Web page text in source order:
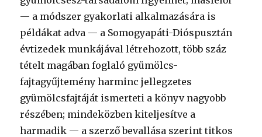
— a módszer gyakorlati alkalmazására is
példákat adva — a Somogyapáti-Dióspusztán
évtizedek munkájával létrehozott, több száz
tételt magában foglaló gyümölcs-
fajtagyűjtemény harminc jellegzetes
gyümölcsfajtáját ismerteti a könyv nagyobb
részében; mindeközben kiteljesítve a
harmadik — a szerző bevallása szerint titkos